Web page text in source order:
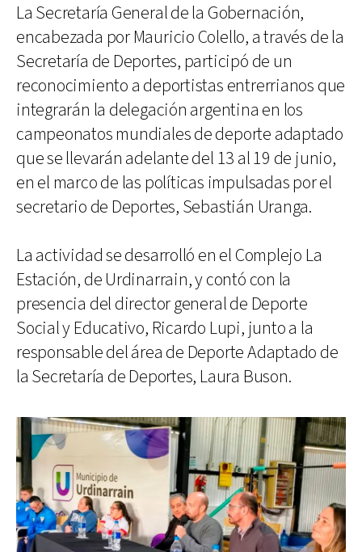
La Secretaría General de la Gobernación,
encabezada por Mauricio Colello, a través de la
Secretaría de Deportes, participó de un
reconocimiento a deportistas entrerrianos que
integrarán la delegación argentina en los
campeonatos mundiales de deporte adaptado
que se llevarán adelante del 13 al 19 de junio,
en el marco de las políticas impulsadas por el
secretario de Deportes, Sebastián Uranga.
La actividad se desarrolló en el Complejo La
Estación, de Urdinarrain, y contó con la
presencia del director general de Deporte
Social y Educativo, Ricardo Lupi, junto a la
responsable del área de Deporte Adaptado de
la Secretaría de Deportes, Laura Buson.